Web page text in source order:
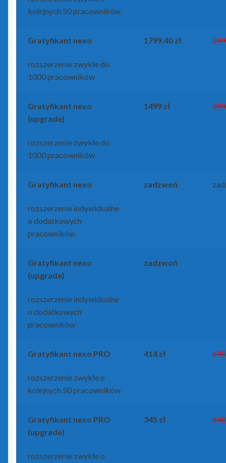
kolejnych 50 pracowników
Gratyfikant nexo
rozszerzenie zwykłe do
1000 pracowników
1799,40 zł
Gratyfikant nexo
(upgrade)
rozszerzenie zwykłe do
1000 pracowników
1499 zł
Gratyfikant nexo
rozszerzenie indywidualne
o dodatkowych
pracowników
zadzwoń
Gratyfikant nexo
(upgrade)
rozszerzenie indywidualne
o dodatkowych
pracowników
zadzwoń
Gratyfikant nexo PRO
rozszerzenie zwykłe o
kolejnych 50 pracowników
414 zł 690
Gratyfikant nexo PRO
(upgrade)
rozszerzenie zwykłe o
345 zł 690